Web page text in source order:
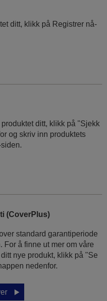
ditt, klikk på Registrer nå-
ditt, klikk på "Sjekk
og skriv inn produktets
(CoverPlus)
standard garantiperiode
å finne ut mer om våre
nye produkt, klikk på "Se
nedenfor.